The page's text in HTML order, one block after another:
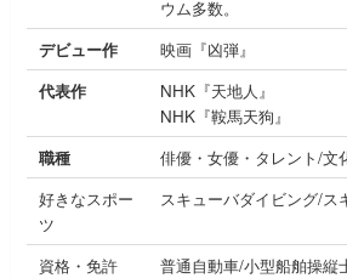
ウム多数。
デビュー作
映画『凶弾』
代表作
NHK『天地人』
NHK『鞍馬天狗』
職種
俳優・女優・タレント/文
好きなスポー
ツ
スキューバダイビング/ス
資格・免許
普通自動車/小型船舶操縦